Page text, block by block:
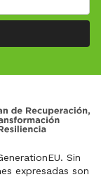
Sin
expresadas son